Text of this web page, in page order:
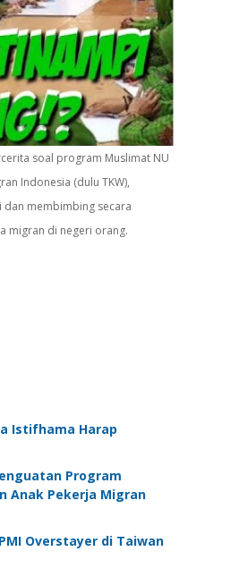
soal program Muslimat NU
Indonesia (dulu TKW),
dan membimbing secara
migran di negeri orang.
Istifhama Harap
Program
Anak Pekerja Migran
Overstayer di Taiwan